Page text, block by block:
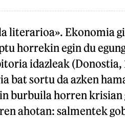
literarioa». Ekonomia
horrekin egin du
idazleak
bat sortu da azken
burbuila horren krisian
ahotan: salmentek